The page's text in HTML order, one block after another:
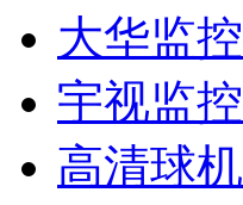
大华监
宇视监
高清球